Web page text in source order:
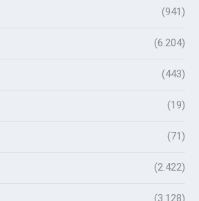
(941)
(6.204)
(443)
(19)
(71)
(2.422)
(3.128)